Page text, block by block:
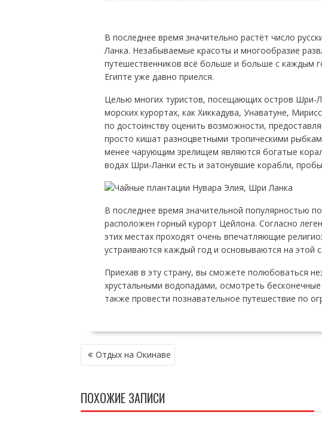
В последнее время значительно растёт число
Ланка. Незабываемые красоты и многообразие
путешественников всё больше и больше с каждым
Египте уже давно приелся.
Целью многих туристов, посещающих остров Шри-
морских курортах, как Хиккадува, Унаватуне,
по достоинству оценить возможности,
просто кишат разноцветными тропическими
менее чарующим зрелищем являются богатые
водах Шри-Ланки есть и затонувшие корабли,
В последнее время значительной популярностью
расположен горный курорт Цейлона. Согласно
этих местах проходят очень впечатляющие
устраиваются каждый год и основываются на этой
Приехав в эту страну, вы сможете полюбоваться
хрустальными водопадами, осмотреть
также провести познавательное путешествие по
НАВИГАЦИЯ
ПО Отдых на Окинаве
ПОХОЖИЕ ЗАПИСИ